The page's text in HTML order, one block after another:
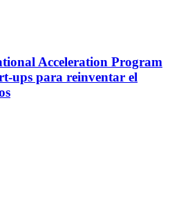
Acceleration Program
ups para reinventar el